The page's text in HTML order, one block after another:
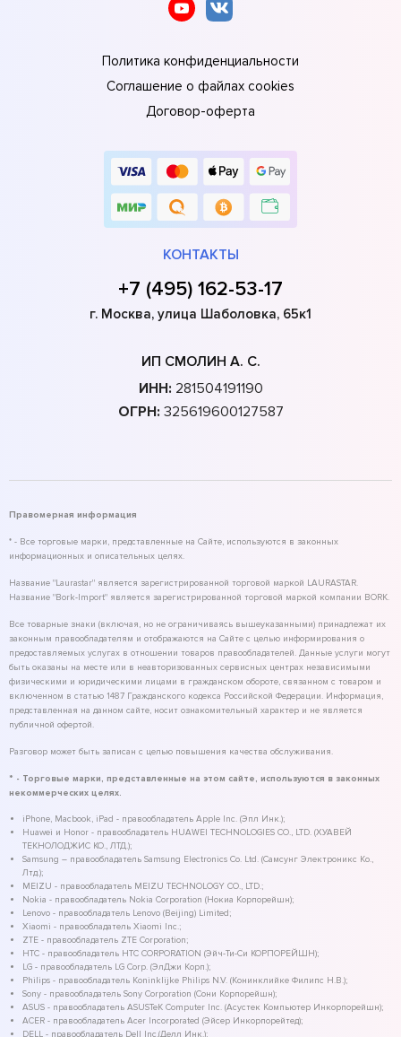
Политика конфиденциальности
Соглашение о файлах cookies
Договор-оферта
КОНТАКТЫ
+7 (495) 162-53-17
г. Москва, улица Шаболовка, 65к1
ИП СМОЛИН А. С.
ИНН: 281504191190
ОГРН: 325619600127587
Правомерная информация
* - Все торговые марки, представленные на Сайте, используются в законных
информационных и описательных целях.
Название "Laurastar" является зарегистрированной торговой маркой LAURASTAR.
Название "Bork-Import" является зарегистрированной торговой маркой компании BORK.
Все товарные знаки (включая, но не ограничиваясь вышеуказанными) принадлежат их
законным правообладателям и отображаются на Сайте с целью информирования о
предоставляемых услугах в отношении товаров правообладателей. Данные услуги могут
быть оказаны на месте или в неавторизованных сервисных центрах независимыми
физическими и юридическими лицами в гражданском обороте, связанном с товаром и
включенном в статью 1487 Гражданского кодекса Российской Федерации. Информация,
представленная на данном сайте, носит ознакомительный характер и не является
публичной офертой.
Разговор может быть записан с целью повышения качества обслуживания.
* - Торговые марки, представленные на этом сайте, используются в законных
некоммерческих целях.
iPhone, Macbook, iPad - правообладатель Apple Inc. (Эпл Инк.);
Huawei и Honor - правообладатель HUAWEI TECHNOLOGIES CO., LTD. (ХУАВЕЙ
ТЕКНОЛОДЖИС КО., ЛТД.);
Samsung – правообладатель Samsung Electronics Co. Ltd. (Самсунг Электроникс Ко.,
Лтд.);
MEIZU - правообладатель MEIZU TECHNOLOGY CO., LTD.;
Nokia - правообладатель Nokia Corporation (Нокиа Корпорейшн);
Lenovo - правообладатель Lenovo (Beijing) Limited;
Xiaomi - правообладатель Xiaomi Inc.;
ZTE - правообладатель ZTE Corporation;
HTC - правообладатель HTC CORPORATION (Эйч-Ти-Си КОРПОРЕЙШН);
LG - правообладатель LG Corp. (ЭлДжи Корп.);
Philips - правообладатель Koninklijke Philips N.V. (Конинклийке Филипс Н.В.);
Sony - правообладатель Sony Corporation (Сони Корпорейшн);
ASUS - правообладатель ASUSTeK Computer Inc. (Асустек Компьютер Инкорпорейшн);
ACER - правообладатель Acer Incorporated (Эйсер Инкорпорейтед);
DELL - правообладатель Dell Inc.(Делл Инк.);